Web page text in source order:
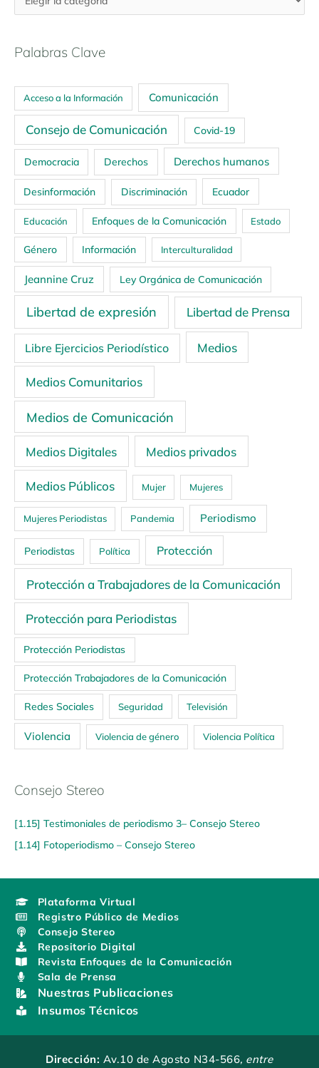
Palabras Clave
Acceso a la Información Comunicación
Consejo de Comunicación Covid-19
Democracia Derechos Derechos humanos
Desinformación Discriminación Ecuador
Educación Enfoques de la Comunicación Estado
Género Información Interculturalidad
Jeannine Cruz Ley Orgánica de Comunicación
Libertad de expresión Libertad de Prensa
Libre Ejercicios Periodístico Medios
Medios Comunitarios
Medios de Comunicación
Medios Digitales Medios privados
Medios Públicos Mujer Mujeres
Mujeres Periodistas Pandemia Periodismo
Periodistas Política Protección
Protección a Trabajadores de la Comunicación
Protección para Periodistas
Protección Periodistas
Protección Trabajadores de la Comunicación
Redes Sociales Seguridad Televisión
Violencia Violencia de género Violencia Política
Consejo Stereo
[1.15] Testimoniales de periodismo 3– Consejo Stereo
[1.14] Fotoperiodismo – Consejo Stereo
Plataforma Virtual
Registro Público de Medios
Consejo Stereo
Repositorio Digital
Revista Enfoques de la Comunicación
Sala de Prensa
Nuestras Publicaciones
Insumos Técnicos
Dirección: Av.10 de Agosto N34-566, entre